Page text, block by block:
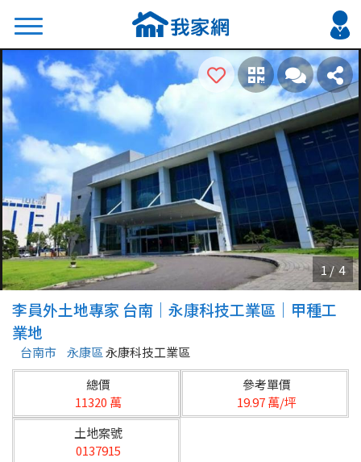
搜尋
熱門關鍵字
2026 台北降價好屋限量釋出
2026 新北降價好屋限量釋出
2026 台中降價好屋限量釋出
2026 台南降價好屋限量釋出
2026 高雄降價好屋限量釋出
縣市
台北市
基隆市
新北市
區域
李員外土地專家 台南｜永康科技工業區｜甲種工
業地
台南市 永康區永康科技工業區
總價
11320 萬
參考單價
19.97 萬/坪
土地案號
0137915